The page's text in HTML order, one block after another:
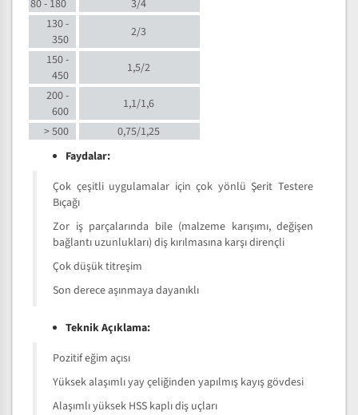
80 - 180
3/4
130 -
350
2/3
150 -
450
1,5/2
200 -
600
1,1/1,6
> 500
0,75/1,25
Faydalar:
Çok çeşitli uygulamalar için çok yönlü Şerit Testere
Bıçağı
Zor iş parçalarında bile (malzeme karışımı, değişen
bağlantı uzunlukları) diş kırılmasına karşı dirençli
Çok düşük titreşim
Son derece aşınmaya dayanıklı
Teknik Açıklama:
Pozitif eğim açısı
Yüksek alaşımlı yay çeliğinden yapılmış kayış gövdesi
Alaşımlı yüksek HSS kaplı diş uçları